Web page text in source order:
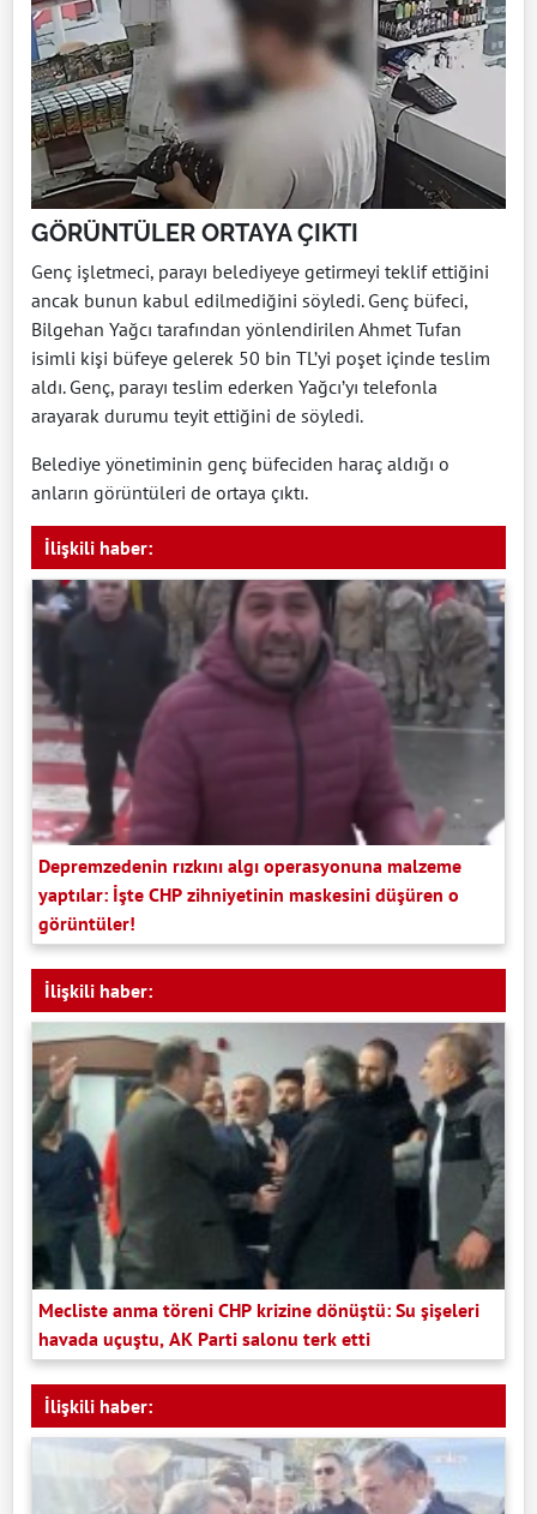
GÖRÜNTÜLER ORTAYA ÇIKTI
Genç işletmeci, parayı belediyeye getirmeyi teklif ettiğini
ancak bunun kabul edilmediğini söyledi. Genç büfeci,
Bilgehan Yağcı tarafından yönlendirilen Ahmet Tufan
isimli kişi büfeye gelerek 50 bin TL’yi poşet içinde teslim
aldı. Genç, parayı teslim ederken Yağcı’yı telefonla
arayarak durumu teyit ettiğini de söyledi.
Belediye yönetiminin genç büfeciden haraç aldığı o
anların görüntüleri de ortaya çıktı.
İlişkili haber:
Depremzedenin rızkını algı operasyonuna malzeme
yaptılar: İşte CHP zihniyetinin maskesini düşüren o
görüntüler!
İlişkili haber:
Mecliste anma töreni CHP krizine dönüştü: Su şişeleri
havada uçuştu, AK Parti salonu terk etti
İlişkili haber: